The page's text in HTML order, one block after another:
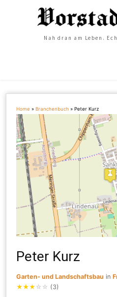
Nah dran am Leben.
Home »Branchenbuch »Peter Kurz
Peter Kurz
Garten- und Landschaftsbau in
★★★ ☆ ☆ (3)